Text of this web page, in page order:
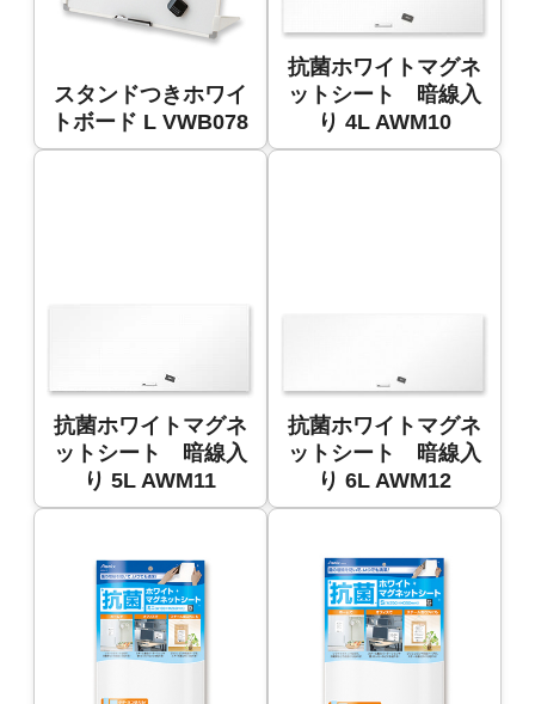
スタンドつきホワイ
トボード L VWB078
抗菌ホワイトマグネ
ットシート 暗線入
り 4L AWM10
抗菌ホワイトマグネ
ットシート 暗線入
り 5L AWM11
抗菌ホワイトマグネ
ットシート 暗線入
り 6L AWM12